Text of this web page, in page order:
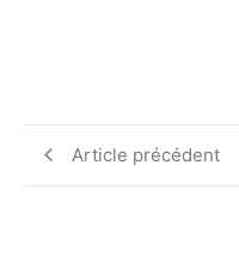
Article précédent